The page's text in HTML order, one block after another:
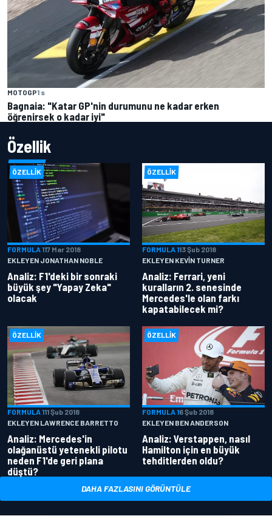
MOTOGP1 s
Bagnaia: "Katar GP'nin durumunu ne kadar erken
öğrenirsek o kadar iyi"
Özellik
ÖZELLIK
FORMULA 117 Mar 2018
EKLEYEN JONATHAN NOBLE
Analiz: F1'deki bir sonraki
büyük şey "Yapay Zeka"
olacak
ÖZELLIK
FORMULA 113 Şub 2018
EKLEYEN KEVIN TURNER
Analiz: Ferrari, yeni
kuralların 2. senesinde
Mercedes'le olan farkı
kapatabilecek mi?
ÖZELLIK
FORMULA 111 Şub 2018
EKLEYEN LAWRENCE BARRETTO
Analiz: Mercedes'in
olağanüstü yetenekli pilotu
neden F1'de geri plana
düştü?
ÖZELLIK
FORMULA 16 Şub 2018
EKLEYEN BEN ANDERSON
Analiz: Verstappen, nasıl
Hamilton için en büyük
tehditlerden oldu?
DAHA FAZLASINI GÖRÜNTÜLE